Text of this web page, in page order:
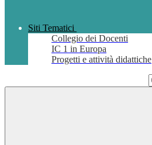
Siti Tematici
Collegio dei Docenti
IC 1 in Europa
Progetti e attività didattiche